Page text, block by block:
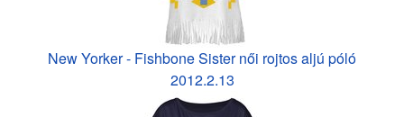
New Yorker - Fishbone Sister női rojtos aljú póló
2012.2.13